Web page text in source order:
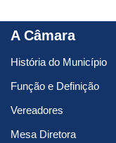
A Câmara
História do Município
Função e Definição
Vereadores
Mesa Diretora